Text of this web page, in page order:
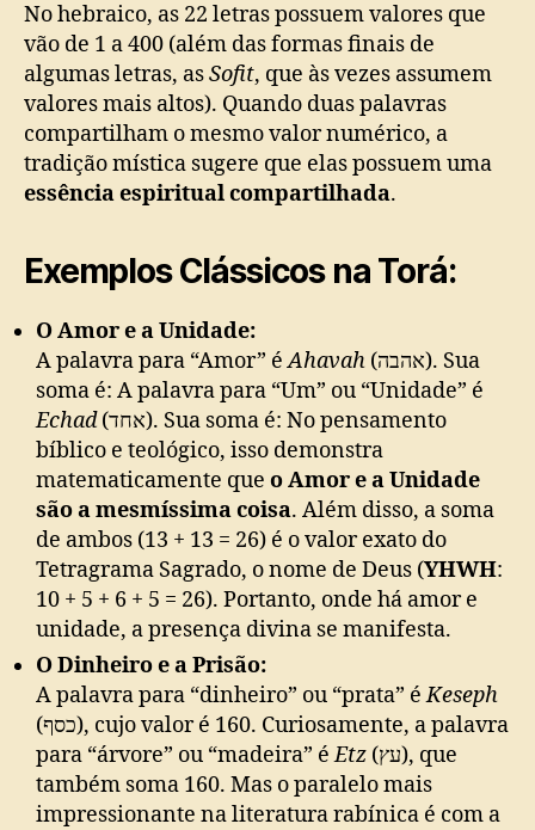
No hebraico, as 22 letras possuem valores que
vão de 1 a 400 (além das formas finais de
algumas letras, asSofit, que às vezes assumem
valores mais altos). Quando duas palavras
compartilham o mesmo valor numérico, a
tradição mística sugere que elas possuem uma
essência espiritual compartilhada.
Exemplos Clássicos na Torá:
O Amor e a Unidade:
A palavra para “Amor” éAhavah (אהבה). Sua
soma é: A palavra para “Um” ou “Unidade” é
Echad(אחד). Sua soma é: No pensamento
bíblico e teológico, isso demonstra
matematicamente que o Amor e a Unidade
são a mesmíssima coisa. Além disso, a soma
de ambos (13 + 13 = 26) é o valor exato do
Tetragrama Sagrado, o nome de Deus (YHWH:
10 + 5 + 6 + 5 = 26). Portanto, onde há amor e
unidade, a presença divina se manifesta.
O Dinheiro e a Prisão:
A palavra para “dinheiro” ou “prata” éKeseph
(כסף), cujo valor é 160. Curiosamente, a palavra
para “árvore” ou “madeira” éEtz (עץ), que
também soma 160. Mas o paralelo mais
impressionante na literatura rabínica é com a